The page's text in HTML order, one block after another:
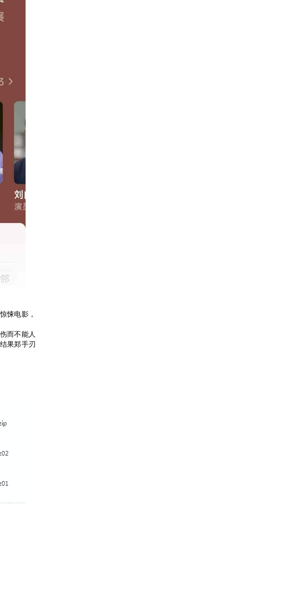
悚电影，
而不能人
果郑手刃